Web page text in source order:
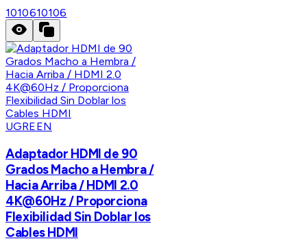
1010610106
UGREEN
Adaptador HDMI de 90
Grados Macho a Hembra /
Hacia Arriba / HDMI 2.0
4K@60Hz / Proporciona
Flexibilidad Sin Doblar los
Cables HDMI